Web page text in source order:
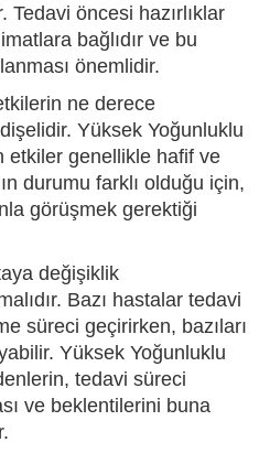
Tedavi öncesi hazırlıklar
bağlıdır ve bu
önemlidir.
ne derece
Yüksek Yoğunluklu
etkiler genellikle hafif ve
durumu farklı olduğu için,
görüşmek gerektiği
değişiklik
Bazı hastalar tedavi
süreci geçirirken, bazıları
Yüksek Yoğunluklu
tedavi süreci
ve beklentilerini buna